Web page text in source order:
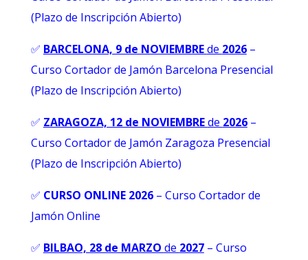
(Plazo de Inscripción Abierto)
✅ BARCELONA, 9 de NOVIEMBREde 2026–
Curso Cortador de Jamón Barcelona Presencial
(Plazo de Inscripción Abierto)
✅ ZARAGOZA, 12 de NOVIEMBREde 2026–
Curso Cortador de Jamón Zaragoza Presencial
(Plazo de Inscripción Abierto)
✅ CURSO ONLINE 2026– Curso Cortador de
Jamón Online
✅ BILBAO, 28 de MARZO de 2027– Curso